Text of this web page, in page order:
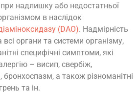
надлишку або недостатньої
в наслідок
(DAO). Надмірність
всі органи та системи організму,
специфічні симптоми, які
– висип, свербіж,
бронхоспазм, а також різноманітні
та ін.